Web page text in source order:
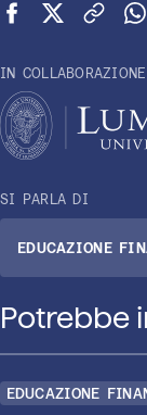
Condividi su
Condividi
IN
SI PARLA DI
EDUCAZIONE
Potrebbe
EDUCAZIONE